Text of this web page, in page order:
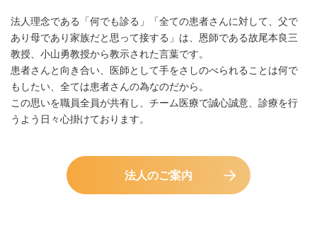
法人理念である「何でも診る」「全ての患者さんに対して、父で
あり母であり家族だと思って接する」は、恩師である故尾本良三
教授、小山勇教授から教示された言葉です。
患者さんと向き合い、医師として手をさしのべられることは何で
もしたい、全ては患者さんの為なのだから。
この思いを職員全員が共有し、チーム医療で誠心誠意、診療を行
うよう日々心掛けております。
法人のご案内